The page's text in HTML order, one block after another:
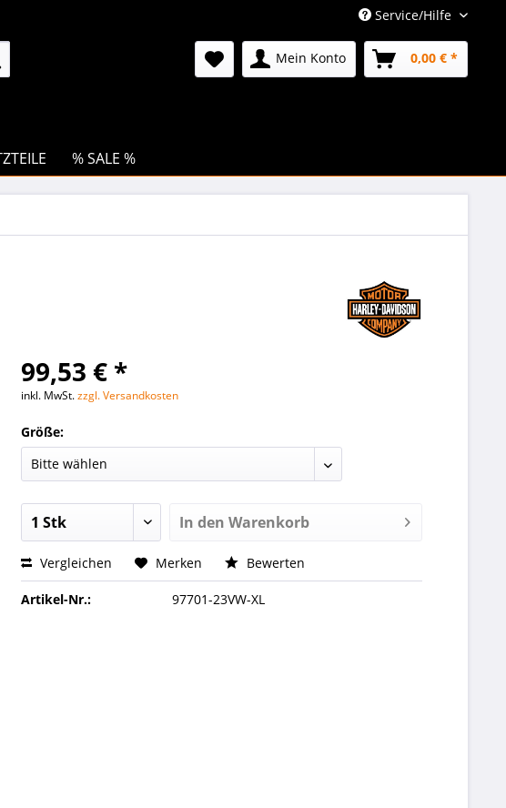
Service/Hilfe
Mein Konto 0,00 € *
% SALE %
99,53 € *
inkl. MwSt.zzgl. Versandkosten
Größe:
In den Warenkorb
Vergleichen Merken Bewerten
Artikel-Nr.: 97701-23VW-XL